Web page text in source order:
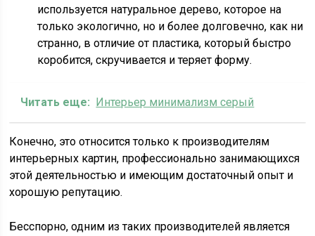
используется натуральное дерево, которое на
только экологично, но и более долговечно, как ни
странно, в отличие от пластика, который быстро
коробится, скручивается и теряет форму.
Читать еще: Интерьер минимализм серый
Конечно, это относится только к производителям
интерьерных картин, профессионально занимающихся
этой деятельностью и имеющим достаточный опыт и
хорошую репутацию.
Бесспорно, одним из таких производителей является